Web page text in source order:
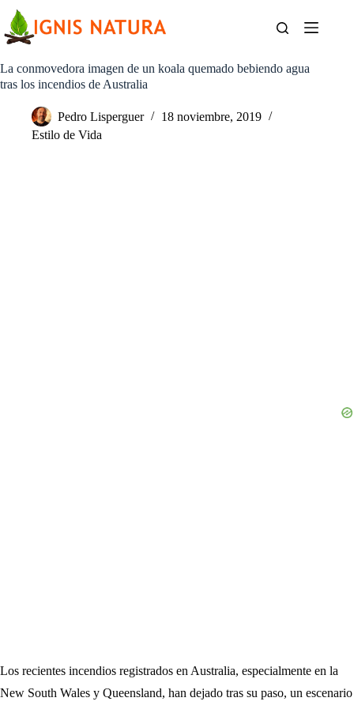
contenido
La conmovedora imagen de un koala quemado bebiendo agua
tras los incendios de Australia
Pedro Lisperguer
18 noviembre, 2019
Estilo de Vida
Los recientes incendios registrados en Australia, especialmente en la
New South Wales y Queensland, han dejado tras su paso, un escenario